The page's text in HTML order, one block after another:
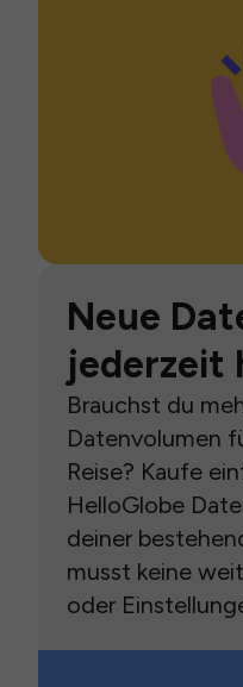
Neue
jederzeit
Brauchst du
Datenvolumen
Reise? Kaufe
HelloGlobe
deiner
musst keine
oder